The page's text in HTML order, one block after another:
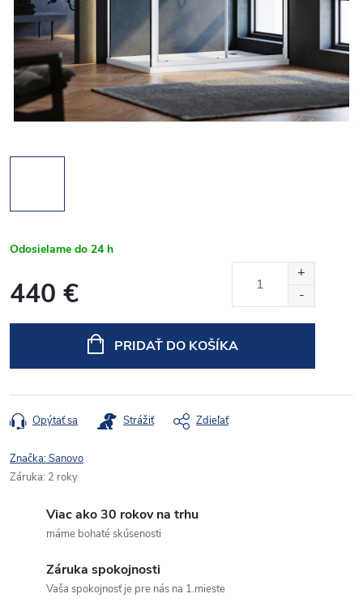
Odosielame do 24 h
440 €
PRIDAŤ DO KOŠÍKA
Opýtať sa Strážiť Zdieľať
Značka:Sanovo
Záruka: 2 roky
Viac ako 30 rokov na trhu
máme bohaté skúsenosti
Záruka spokojnosti
Vaša spokojnosť je pre nás na 1.mieste